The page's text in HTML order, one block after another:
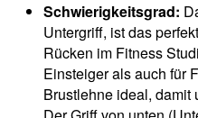
Schwierigkeitsgrad:
Untergriff, ist das
Rücken im Fitness
Einsteiger als auch für
Brustlehne ideal, damit